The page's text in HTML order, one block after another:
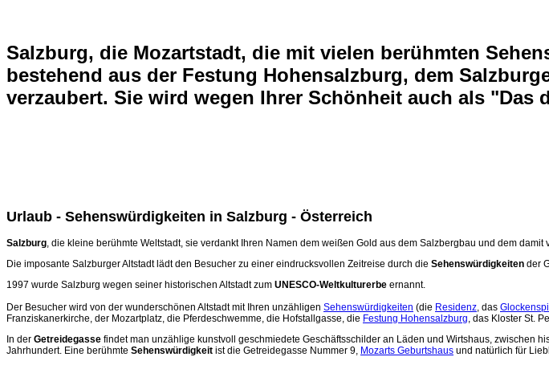
Salzburg, die Mozartstadt, die mit vielen berühmten
bestehend aus der Festung Hohensalzburg, dem
verzaubert. Sie wird wegen Ihrer Schönheit auch als "Das
Urlaub - Sehenswürdigkeiten in Salzburg - Österreich
Salzburg, die kleine berühmte Weltstadt, sie verdankt Ihren Namen dem weißen Gold aus dem Salzbergbau und dem
Die imposante Salzburger Altstadt lädt den Besucher zu einer eindrucksvollen Zeitreise durch die Sehenswürdigkeiten der
1997 wurde Salzburg wegen seiner historischen Altstadt zum UNESCO-Weltkulturerbe ernannt.
Der Besucher wird von der wunderschönen Altstadt mit Ihren unzähligen Sehenswürdigkeiten (die Residenz, das
Franziskanerkirche, der Mozartplatz, die Pferdeschwemme, die Hofstallgasse, die Festung Hohensalzburg, das Kloster St.
In der Getreidegasse findet man unzählige kunstvoll geschmiedete Geschäftsschilder an Läden und Wirtshaus, zwischen
Jahrhundert. Eine berühmte Sehenswürdigkeit ist die Getreidegasse Nummer 9, Mozarts Geburtshaus und natürlich für